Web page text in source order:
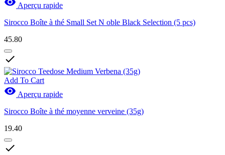
Aperçu rapide
Sirocco Boîte à thé Small Set N oble Black Selection (5 pcs)
45.80

Add To Cart
 Aperçu rapide
Sirocco Boîte à thé moyenne verveine (35g)
19.40
